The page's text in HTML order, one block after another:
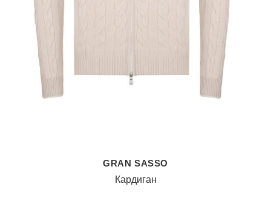
GRAN SASSO
Кардиган